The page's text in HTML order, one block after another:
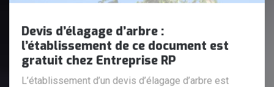
Devis d’élagage d’arbre :
l’établissement de ce document est
gratuit chez Entreprise RP
L’établissement d’un devis d’élagage d’arbre est